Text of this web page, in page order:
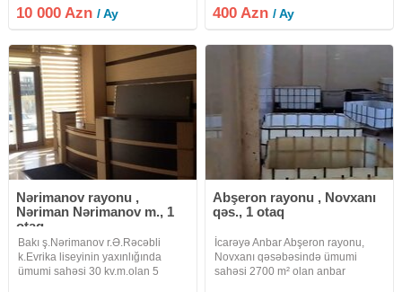
mərtəbə+130 kv/m 2ci mərtəbə).
Ayrıca tikilidir. Təmirlidir. Yerləşmə
10 000 Azn/ Ay
yaxın deyil. 24/7 giriş çıxış vardır.
qadın kişi sanitar qovşaq mətbəx
400 Azn/ Ay
Nərimanov rayonu ,
Nəriman Nərimanov m., 1
otaq
Bakı ş.Nərimanov r.Ə.Rəcəbli
k.Evrika liseyinin yaxınlığında
ümumi sahəsi 30 kv.m.olan 5
Abşeron rayonu , Novxanı
qəs., 1 otaq
İcarəyə Anbar Abşeron rayonu,
Novxanı qəsəbəsində ümumi
sahəsi 2700 m² olan anbar